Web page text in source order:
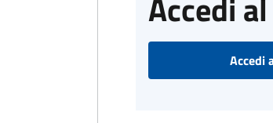
Accedi
Accedi